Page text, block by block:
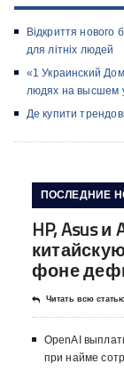
Відкриття нового
для літніх людей
«1 Украинский
людях на высшем
Де купити
ПОСЛЕДНИЕ
HP, Asus
фоне
Читать всю
OpenAI
при найме